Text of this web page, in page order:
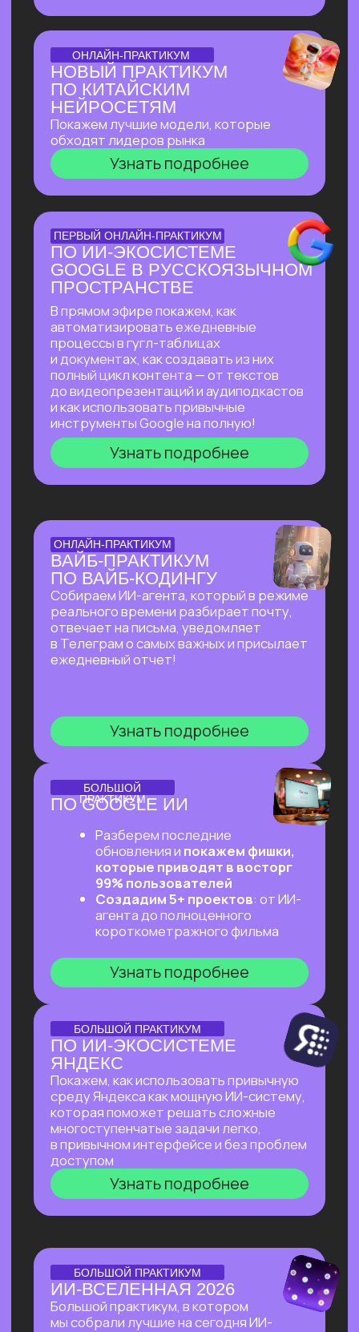
доступом
БОЛЬШОЙ ПРАКТИКУМ
ИИ-ВСЕЛЕННАЯ 2026
Большой практикум, в котором
мы собрали лучшие на сегодня ИИ-
инструменты, методы их применения
и связки!
Узнать подробнее
БОЛЬШОЙ ПРАКТИКУМ
ГИГАЧАТ
В прямом эфире покажем всю мощь
самой удобной и широкой
по функционалу российской нейросети!
Будет много практики: сделаем ретушь
фотографий, создадим презентацию
с функционалом, у которого нет
аналогов даже в иностранных
нейросетях, соберем майндкарты для
учебы, создадим аудиоподкаст
на основе текста и многое другое!
Узнать подробнее
БОЛЬШОЙ ПРАКТИКУМ
ПО СОЗДАНИЮ
ПРЕЗЕНТАЦИЙ С ИИ
и инфографики: без долгой верстки,
сложных программ и навыков в дизайне!
Узнать подробнее
БОЛЬШОЙ ПРАКТИКУМ
ПО ИИ-АГЕНТУ
PERPLEXITY COMPUTER
На реальных задачах покажем, на что
Узнать подробнее
ОНЛАЙН-ПРАКТИКУМ
ПЕРВЫЙ ПРАКТИКУМ
ПО ВАЙБКОДИНГУ
ВСЕХ, КТО «НЕ ТЕХНАРЬ»
Обещаем: за 2 часа переведем тебя
из точки «Это точно не для меня»
в точку «Я тоже могу вайб-кодить!»
Узнать подробнее
ПОДРАБОТКА НА ИИ
ДЛЯ КАЖДОГО
Разберем, на каких задачах можно
выстроить стабильную подработку
от 30 т.р. с помощью простых ИИ-
✔ Без технического бэкграунда
✔ Без смены профессии и опыта
во фрилансе
✔ Даже если есть всего 2 часа в день
Узнать подробнее
Нейросети 28
IT-профессии 16
Естественный интеллект 1
Высшее образование 2